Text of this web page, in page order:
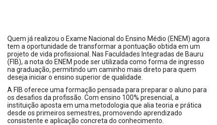
Quem já realizou o Exame Nacional do Ensino Médio (ENEM) agora
tem a oportunidade de transformar a pontuação obtida em um
projeto de vida profissional. Nas Faculdades Integradas de Bauru
(FIB), a nota do ENEM pode ser utilizada como forma de ingresso
na graduação, permitindo um caminho mais direto para quem
deseja iniciar o ensino superior de qualidade.
A FIB oferece uma formação pensada para preparar o aluno para
os desafios da profissão. Com ensino 100% presencial, a
instituição aposta em uma metodologia que alia teoria e prática
desde os primeiros semestres, promovendo aprendizado
consistente e aplicação concreta do conhecimento.